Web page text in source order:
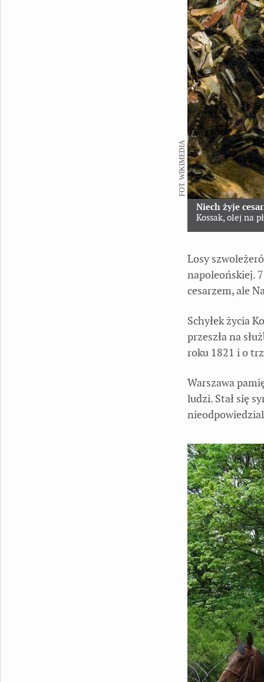
Niech żyje
Kossak, olej na
FOT. WIKIMEDIA
Losy
napoleońskiej.
cesarzem, ale
Schyłek życia
przeszła na
roku 1821 i o
Warszawa
ludzi. Stał się